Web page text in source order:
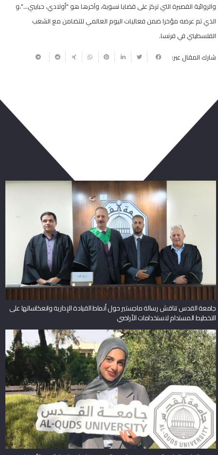
والروائية القصيرة التي تركز على قضايا نسوية، وآخرها هو "أولادي، حبايبي…"،و
الذي تم عرضه مؤخرا ضمن فعاليات اليوم العالمي للتضامن مع الشعب
الفلسطيني في فرنسا.
شارك المقال عبر:
جامعة القدس تناقش رسالة ماجستير حول أنماط القيادة الإدارية وانعكاساتها على
التخطيط المستدام لاستخدامات الأراضي